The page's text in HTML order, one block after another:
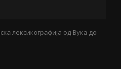
лексикографија од Вука до